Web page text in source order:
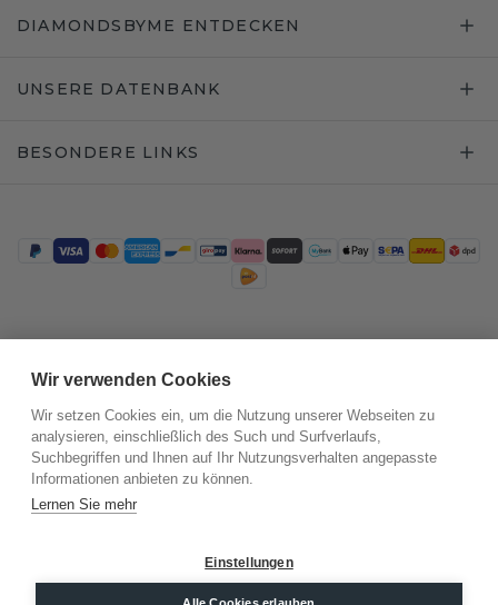
DIAMONDSBYME ENTDECKEN
UNSERE DATENBANK
BESONDERE LINKS
©2026.DiamondsByMe
Wir verwenden Cookies
Wir setzen Cookies ein, um die Nutzung unserer Webseiten zu
analysieren, einschließlich des Such und Surfverlaufs,
Suchbegriffen und Ihnen auf Ihr Nutzungsverhalten angepasste
Informationen anbieten zu können.
Lernen Sie mehr
Einstellungen